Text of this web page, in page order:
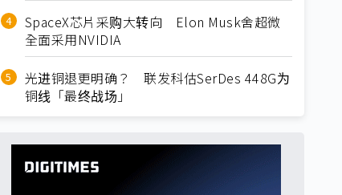
SpaceX芯片采购大转向 Elon Musk舍超微
全面采用NVIDIA
光进铜退更明确？ 联发科估SerDes 448G为
铜线「最终战场」